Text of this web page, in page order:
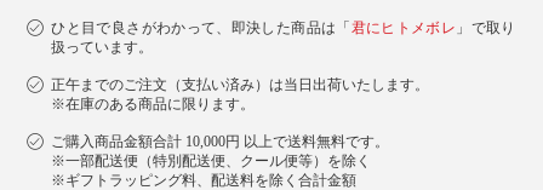
ひと目で良さがわかって、即決した商品は「君にヒトメボレ 」で取り
扱っています。
正午までのご注文（支払い済み）は当日出荷いたします。
※在庫のある商品に限ります。
ご購入商品金額合計 10,000円 以上で送料無料です。
※一部配送便（特別配送便、クール便等）を除く
※ギフトラッピング料、配送料を除く合計金額